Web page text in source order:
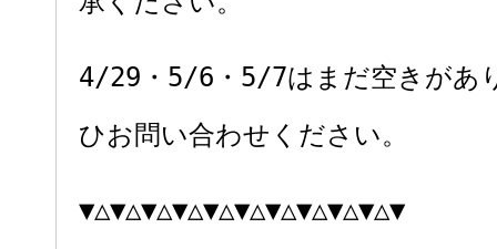
4/29・5/6・5/7はまだ空きがあ
ひお問い合わせください。
▼△▼△▼△▼△▼△▼△▼△▼△▼△▼△▼